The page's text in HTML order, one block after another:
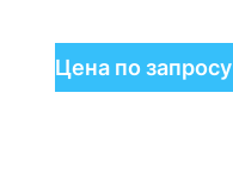
Цена по запросу